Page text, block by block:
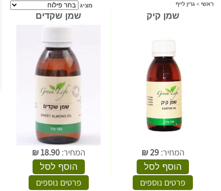
ראשי > גרין לייף מציג
שמן קיק
המחיר:29
₪
הוסף לסל
פרטים נוספים
שמן שקדים
המחיר:18.90
₪
הוסף לסל
פרטים נוספים